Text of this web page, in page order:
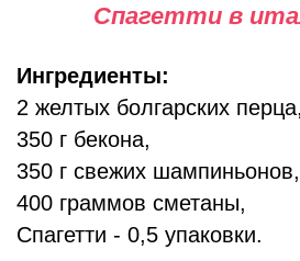
Спагетти в
Ингредиенты:
2 желтых болгарских
350 г бекона,
350 г свежих шампиньонов,
400 граммов сметаны,
Спагетти - 0,5 упаковки.